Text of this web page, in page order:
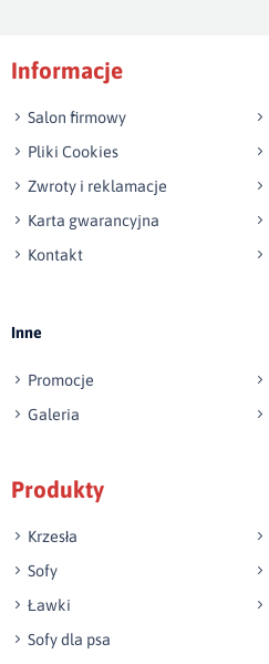
Wyślij opinię
Informacje
Salon firmowy
Pliki Cookies
Zwroty i reklamacje
Karta gwarancyjna
Kontakt
Inne
Promocje
Galeria
Produkty
Krzesła
Sofy
Ławki
Sofy dla psa